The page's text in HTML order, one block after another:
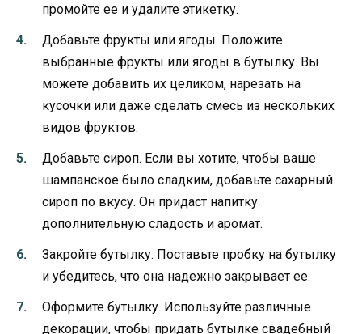
промойте ее и удалите этикетку.
Добавьте фрукты или ягоды. Положите
выбранные фрукты или ягоды в бутылку. Вы
можете добавить их целиком, нарезать на
кусочки или даже сделать смесь из нескольких
видов фруктов.
Добавьте сироп. Если вы хотите, чтобы ваше
шампанское было сладким, добавьте сахарный
сироп по вкусу. Он придаст напитку
дополнительную сладость и аромат.
Закройте бутылку. Поставьте пробку на бутылку
и убедитесь, что она надежно закрывает ее.
Оформите бутылку. Используйте различные
декорации, чтобы придать бутылке свадебный